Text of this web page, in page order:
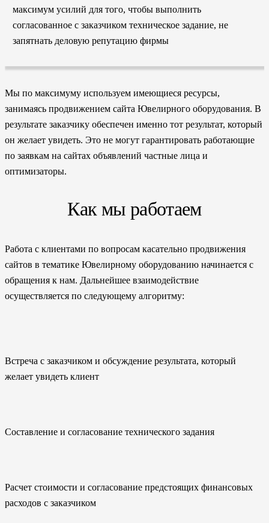
максимум усилий для того, чтобы выполнить
согласованное с заказчиком техническое задание, не
запятнать деловую репутацию фирмы
Мы по максимуму используем имеющиеся ресурсы,
занимаясь продвижением сайта Ювелирного оборудования. В
результате заказчику обеспечен именно тот результат, который
он желает увидеть. Это не могут гарантировать работающие
по заявкам на сайтах объявлений частные лица и
оптимизаторы.
Как мы работаем
Работа с клиентами по вопросам касательно продвижения
сайтов в тематике Ювелирному оборудованию начинается с
обращения к нам. Дальнейшее взаимодействие
осуществляется по следующему алгоритму:
Встреча с заказчиком и обсуждение результата, который
желает увидеть клиент
Составление и согласование технического задания
Расчет стоимости и согласование предстоящих финансовых
расходов с заказчиком